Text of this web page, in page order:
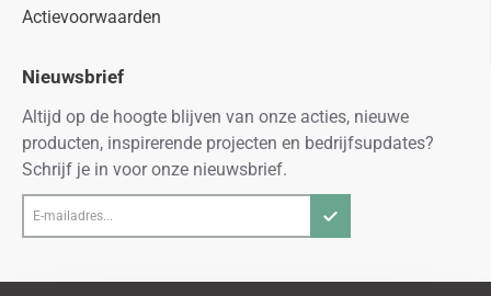
Actievoorwaarden
Nieuwsbrief
Altijd op de hoogte blijven van onze acties, nieuwe
producten, inspirerende projecten en bedrijfsupdates?
Schrijf je in voor onze nieuwsbrief.
mailadres...